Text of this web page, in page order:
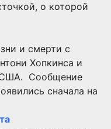
о которой
и смерти с
Хопкинса и
США. Сообщение
сначала на